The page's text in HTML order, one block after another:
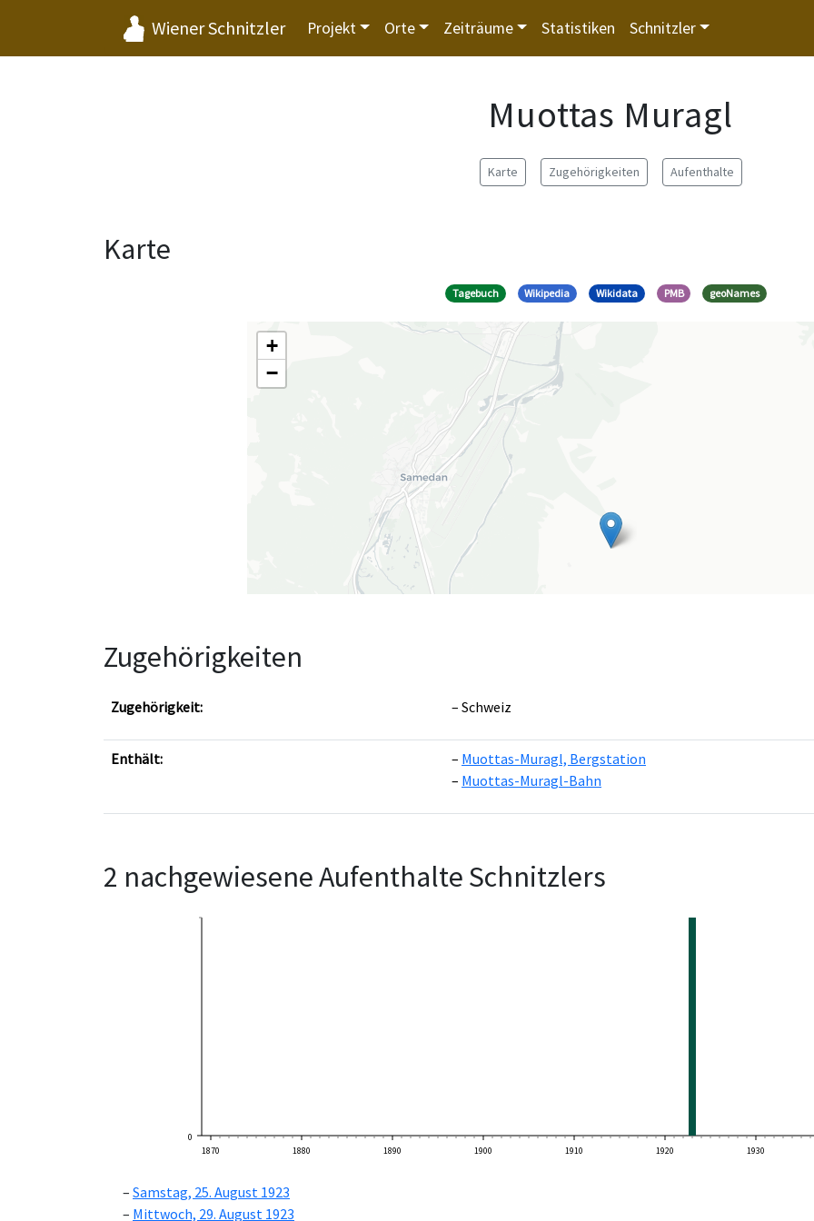
Wiener Schnitzler Projekt Orte Zeiträume Statistiken Schnitzler
Muottas Muragl
Karte Zugehörigkeiten Aufenthalte
Karte
Tagebuch Wikipedia Wikidata PMB geoNames
+
−
Zugehörigkeiten
Zugehörigkeit: Schweiz
Enthält:
Muottas-Muragl, Bergstation
Muottas-Muragl-Bahn
2 nachgewiesene Aufenthalte Schnitzlers
0
1870
1880 1890 1900 1910 1920 1930
Samstag, 25. August 1923
Mittwoch, 29. August 1923